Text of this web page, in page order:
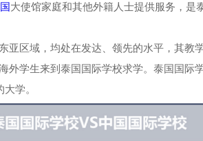
大使馆家庭和其他外籍人士提供服务，是
亚区域，均处在发达、领先的水平，其教
外学生来到泰国国际学校求学。泰国国际
学。